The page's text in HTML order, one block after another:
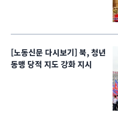
[노동신문 다시보기] 북, 청년
동맹 당적 지도 강화 지시